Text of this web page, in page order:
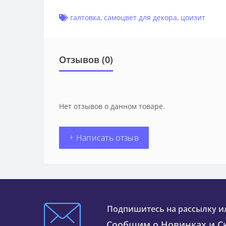
галтовка, самоцвет для декора, цоизит
Отзывов (0)
Нет отзывов о данном товаре.
+ Написать отзыв
Подпишитесь на рассылку